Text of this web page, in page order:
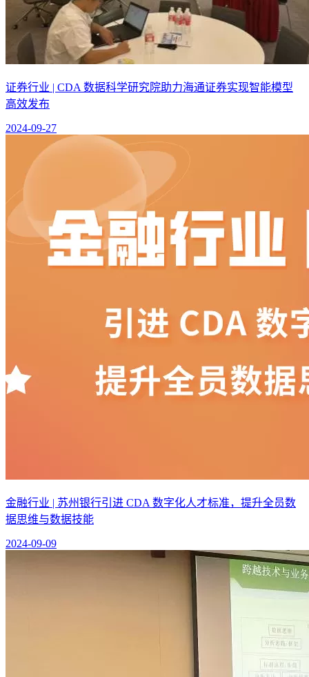
证券行业 | CDA 数据科学研究院助力海通证券实现智能模型
高效发布
2024-09-27
金融行业 | 苏州银行引进 CDA 数字化人才标准，提升全员数
据思维与数据技能
2024-09-09